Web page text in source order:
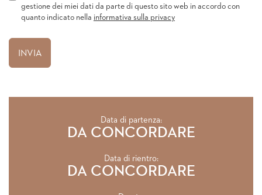
gestione dei miei dati da parte di questo sito web in accordo con
quanto indicato nella informativa sulla privacy
Data di partenza:
DA CONCORDARE
Data di rientro:
DA CONCORDARE